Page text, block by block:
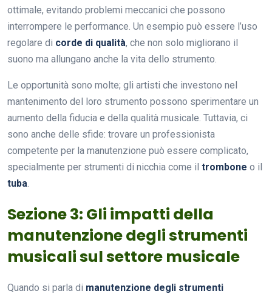
ottimale, evitando problemi meccanici che possono
interrompere le performance. Un esempio può essere l’uso
regolare di corde di qualità, che non solo migliorano il
suono ma allungano anche la vita dello strumento.
Le opportunità sono molte; gli artisti che investono nel
mantenimento del loro strumento possono sperimentare un
aumento della fiducia e della qualità musicale. Tuttavia, ci
sono anche delle sfide: trovare un professionista
competente per la manutenzione può essere complicato,
specialmente per strumenti di nicchia come il trombone o il
tuba.
Sezione 3: Gli impatti della
manutenzione degli strumenti
musicali sul settore musicale
Quando si parla di manutenzione degli strumenti